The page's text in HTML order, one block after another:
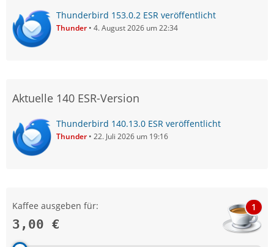
Thunderbird 153.0.2 ESR veröffentlicht
Thunder 4. August 2026 um 22:34
Aktuelle 140 ESR-Version
Thunderbird 140.13.0 ESR veröffentlicht
Thunder 22. Juli 2026 um 19:16
Kaffee ausgeben für:
3,00 €
1